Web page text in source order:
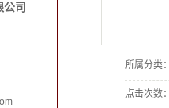
公司
所属分类：
点击次数：